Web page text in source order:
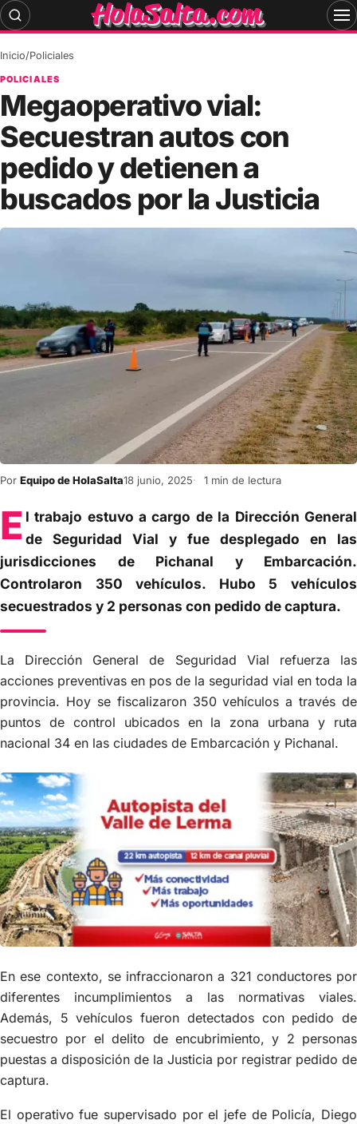
Skip
to
Inicio/Policiales
POLICIALES
Megaoperativo vial:
Secuestran autos con
pedido y detienen a
buscados por la Justicia
Por Equipo de HolaSalta18 junio, 2025 1 min de lectura
E l trabajo estuvo a cargo de la Dirección General
de Seguridad Vial y fue desplegado en las
jurisdicciones de Pichanal y Embarcación.
Controlaron 350 vehículos. Hubo 5 vehículos
secuestrados y 2 personas con pedido de captura.
La Dirección General de Seguridad Vial refuerza las
acciones preventivas en pos de la seguridad vial en toda la
provincia. Hoy se fiscalizaron 350 vehículos a través de
puntos de control ubicados en la zona urbana y ruta
nacional 34 en las ciudades de Embarcación y Pichanal.
En ese contexto, se infraccionaron a 321 conductores por
diferentes incumplimientos a las normativas viales.
Además, 5 vehículos fueron detectados con pedido de
secuestro por el delito de encubrimiento, y 2 personas
puestas a disposición de la Justicia por registrar pedido de
captura.
El operativo fue supervisado por el jefe de Policía, Diego